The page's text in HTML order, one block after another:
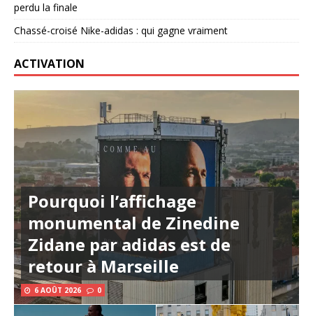
perdu la finale
Chassé-croisé Nike-adidas : qui gagne vraiment
ACTIVATION
Pourquoi l’affichage
monumental de Zinedine
Zidane par adidas est de
retour à Marseille
6 AOÛT 2026 0